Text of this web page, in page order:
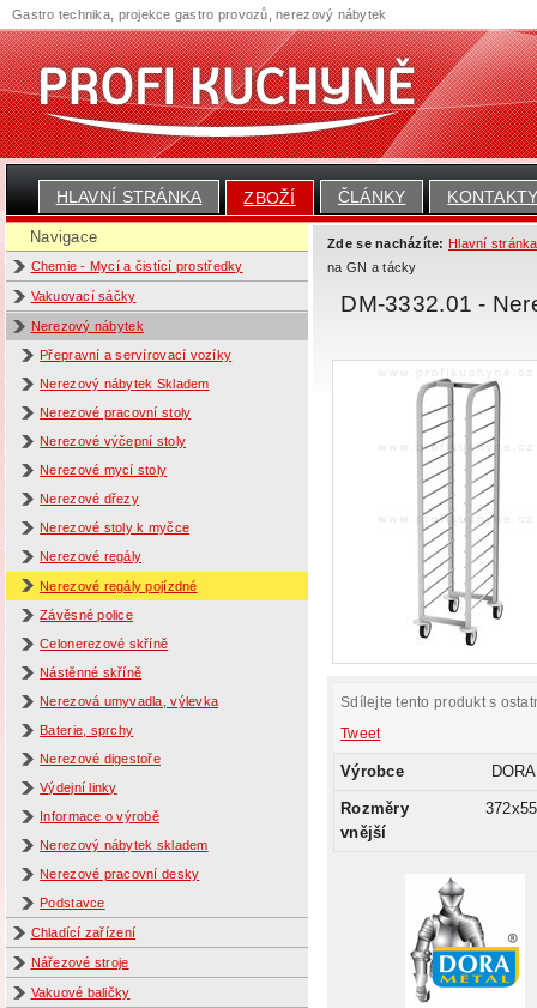
HLAVNÍ STRÁNKA ZBOŽÍ ČLÁNKY
Navigace
Chemie - Mycí a čistící prostředky
Vakuovací sáčky
Nerezový nábytek
Přepravní a servírovací vozíky
Nerezový nábytek Skladem
Nerezové pracovní stoly
Nerezové výčepní stoly
Nerezové mycí stoly
Nerezové dřezy
Nerezové stoly k myčce
Nerezové regály
Nerezové regály pojízdné
Závěsné police
Celonerezové skříně
Nástěnné skříně
Nerezová umyvadla, výlevka
Baterie, sprchy
Nerezové digestoře
Výdejní linky
Informace o výrobě
Nerezový nábytek skladem
Nerezové pracovní desky
Podstavce
Chladící zařízení
Nářezové stroje
Vakuové baličky
Zde se nacházíte: Hlavní stránka
na GN a tácky
DM-3332.01 -
Sdílejte tento produkt s
Tweet
Výrobce
Rozměry
vnější
Gastro technika, projekce gastro provozů, nerezový nábytek